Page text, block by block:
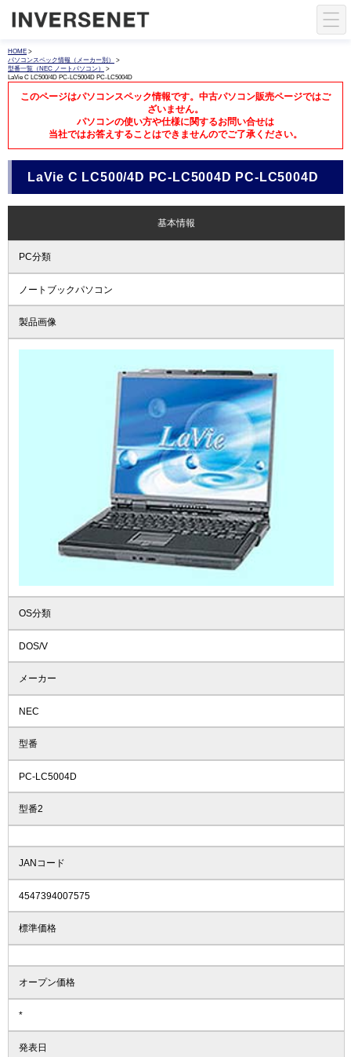
HOME >
パソコンスペック情報（メーカー別）
>
型番一覧（NEC ノートパソコン）
>
LaVie C LC500/4D PC-LC5004D PC-LC5004D
このページはパソコンスペック情報です。中古パソコン販売ページではご
ざいません。
パソコンの使い方や仕様に関するお問い合せは
当社ではお答えすることはできませんのでご了承ください。
LaVie C LC500/4D PC-LC5004D PC-LC5004D
基本情報
PC分類
ノートブックパソコン
製品画像
OS分類
DOS/V
メーカー
NEC
型番
PC-LC5004D
型番2
JANコード
4547394007575
標準価格
オープン価格
*
発表日